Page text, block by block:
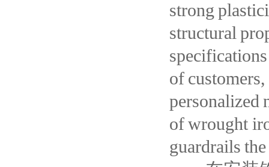
strong
structural
of
personalized
of wrought
guardrails